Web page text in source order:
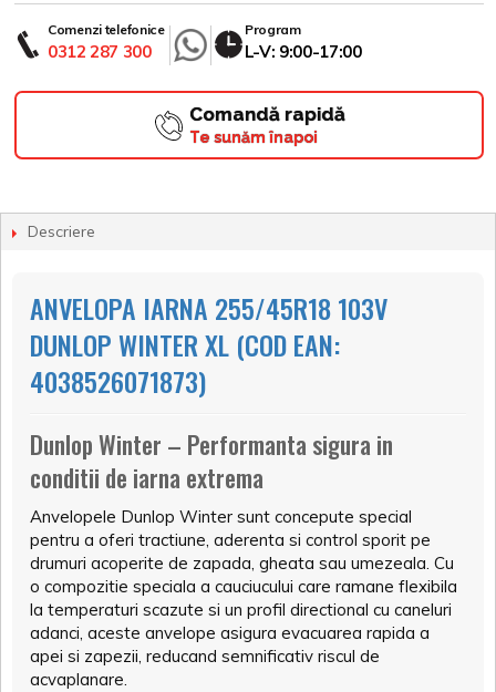
Comenzi telefonice
0312 287 300
Program
L-V: 9:00-17:00
Comandă rapidă
Te sunăm înapoi
Descriere
ANVELOPA IARNA 255/45R18 103V
DUNLOP WINTER XL (COD EAN:
4038526071873)
Dunlop Winter – Performanta sigura in
conditii de iarna extrema
Anvelopele Dunlop Winter sunt concepute special
pentru a oferi tractiune, aderenta si control sporit pe
drumuri acoperite de zapada, gheata sau umezeala. Cu
o compozitie speciala a cauciucului care ramane flexibila
la temperaturi scazute si un profil directional cu caneluri
adanci, aceste anvelope asigura evacuarea rapida a
apei si zapezii, reducand semnificativ riscul de
acvaplanare.